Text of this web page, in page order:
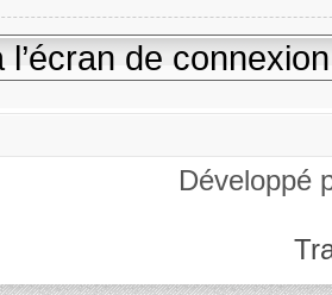
de connexion
Développé